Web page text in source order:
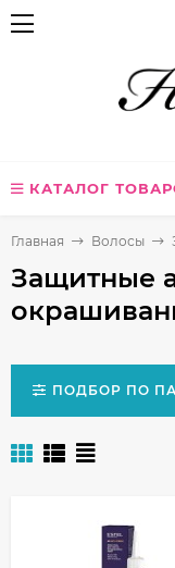
КАТАЛОГ
Главная Волосы
Защитные
ПОДБОР ПО